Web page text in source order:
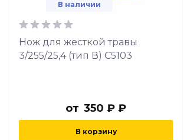
В наличии
Нож для жесткой травы
3/255/25,4 (тип В) C5103
от 350 ₽ ₽
В корзину